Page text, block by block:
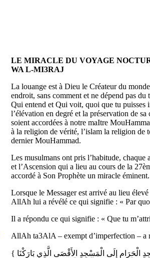
LE MIRACLE DU VOYAGE
WA L-MI3RAJ
La louange est à Dieu le Créateur du
endroit, sans comment et ne dépend pas
Qui entend et Qui voit, quoi que tu puisses
l’élévation en degré et la préservation de
soient accordées à notre maItre
à la religion de vérité, l’islam la religion de
dernier MouHammad.
Les musulmans ont pris l’habitude,
et l’Ascension qui a lieu au cours de la
accordé à Son Prophète un miracle éminent.
Lorsque le Messager est arrivé au lieu
AllAh lui a révélé ce qui signifie : « Par
Il a répondu ce qui signifie : « Que tu
AllAh ta3AlA – exempt d’imperfection – a
{ سُبْحَانَ الَّذِي أَسْرَى بِعَبْدِهِ لَيْلاً مِّنَ الْمَسْجِدِ الْحَرَامِ إِلَى الْمَسْجِدِ الأَقْصَى الَّذِي بَارَكْنَا